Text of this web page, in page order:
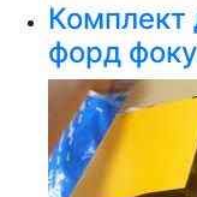
форд